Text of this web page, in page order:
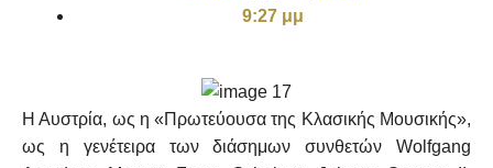
9:27 μμ
Η Αυστρία, ως η «Πρωτεύουσα της Κλασικής Μουσικής»,
ως η γενέτειρα των διάσημων συνθετών Wolfgang